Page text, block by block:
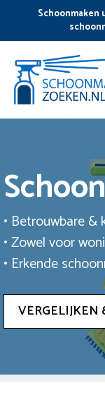
de
inhoud
Schoonmaken
• Betrouwbare
• Zowel voor
• Erkende
VERGELIJKEN